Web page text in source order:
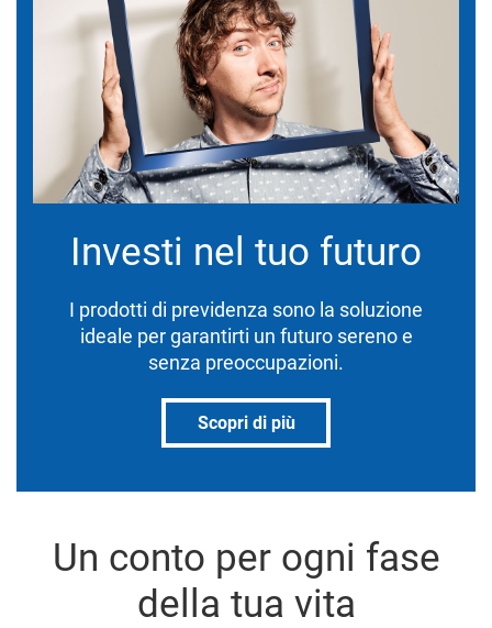
Investi nel tuo futuro
I prodotti di previdenza sono la soluzione
ideale per garantirti un futuro sereno e
senza preoccupazioni.
Scopri di più
Un conto per ogni fase
della tua vita